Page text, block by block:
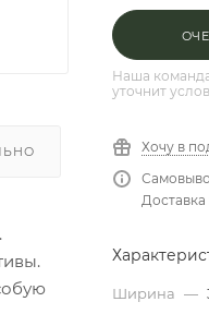
Наша
уточнит
Хочу в
Доставка
Ширина —